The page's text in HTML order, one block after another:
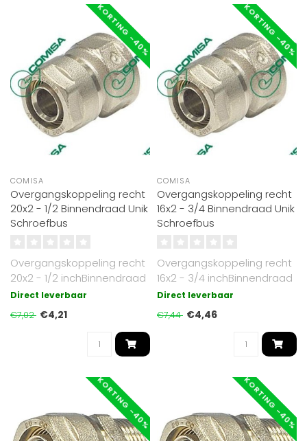
KORTING -40%
COMISA
Overgangskoppeling recht
20x2 - 1/2 Binnendraad Unik
Schroefbus
Overgangskoppeling recht
20x2 - 1/2 inchBinnendraad
Unik
Direct leverbaar
€7,02 €4,21
KORTING -40%
COMISA
Overgangskoppeling recht
16x2 - 3/4 Binnendraad Unik
Schroefbus
Overgangskoppeling recht
16x2 - 3/4 inchBinnendraad
Unik
Direct leverbaar
€7,44 €4,46
KORTING -40% KORTING -40%